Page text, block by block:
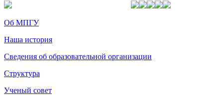
Об МПГУ
Наша история
Сведения об образовательной организации
Структура
Ученый совет